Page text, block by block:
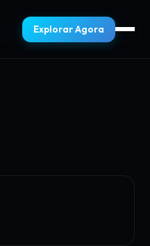
Explorar Agora